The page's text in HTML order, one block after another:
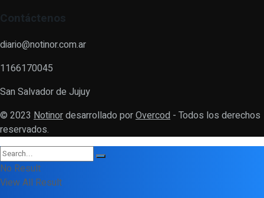
Contáctenos
diario@notinor.com.ar
1166170045
San Salvador de Jujuy
© 2023 Notinordesarrollado porOvercod - Todos los derechos
reservados.
No Result
View All Result